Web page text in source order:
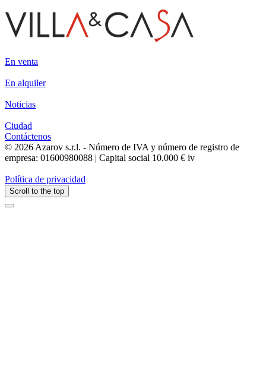
En venta
En alquiler
Noticias
Ciudad
Contáctenos
© 2026 Azarov s.r.l. - Número de IVA y número de registro de
empresa: 01600980088 | Capital social 10.000 € iv
Política de privacidad
Scroll to the top